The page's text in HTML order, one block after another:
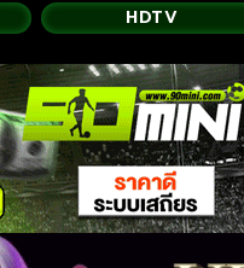
HDTV